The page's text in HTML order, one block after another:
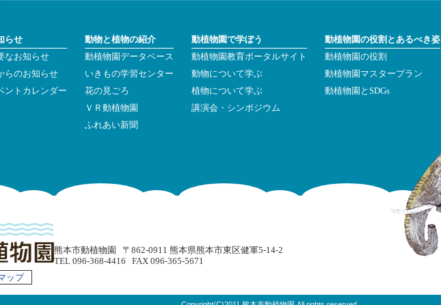
らせ
なお知らせ
らのお知らせ
ントカレンダー
動物と植物の紹介
動植物園データベース
いきもの学習センター
花の見ごろ
ＶＲ動植物園
ふれあい新聞
動植物園で学ぼう
動植物園教育ポータルサイト
動物について学ぶ
植物について学ぶ
講演会・シンポジウム
動植物園の役割とあるべき姿
動植物園の役割
動植物園マスタープラン
動植物園とSDGs
ップ
熊本市動植物園 〒862-0911 熊本県熊本市東区健軍5-14-2
TEL 096-368-4416 FAX 096-365-5671